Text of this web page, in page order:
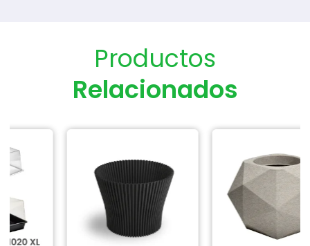
Productos
Relacionados